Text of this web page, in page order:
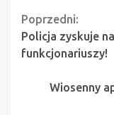
Continue
Reading
Poprzedni:
Policja zyskuje
funkcjonariuszy!
Wiosenny